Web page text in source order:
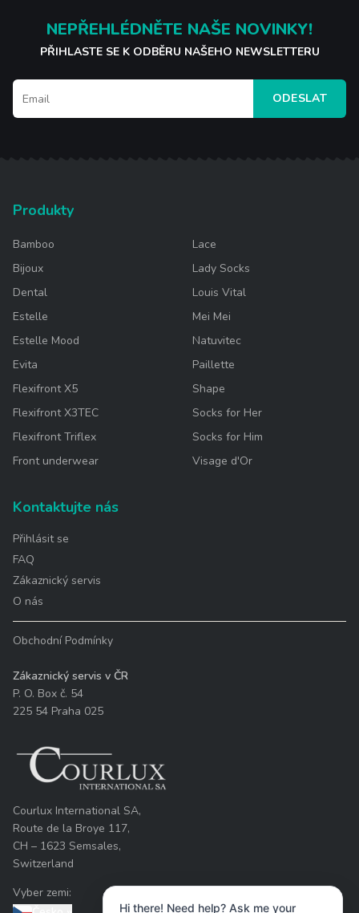
NEPŘEHLÉDNĚTE NAŠE NOVINKY!
PŘIHLASTE SE K ODBĚRU NAŠEHO NEWSLETTERU
ODESLAT
Produkty
Bamboo
Bijoux
Dental
Estelle
Estelle Mood
Evita
Flexifront X5
Flexifront X3TEC
Flexifront Triflex
Front underwear
Lace
Lady Socks
Louis Vital
Mei Mei
Natuvitec
Paillette
Shape
Socks for Her
Socks for Him
Visage d'Or
Kontaktujte nás
Přihlásit se
FAQ
Zákaznický servis
O nás
Obchodní Podmínky
Zákaznický servis v ČR
P. O. Box č. 54
225 54 Praha 025
Courlux International SA,
Route de la Broye 117,
CH – 1623 Semsales,
Switzerland
Vyber zemi:
Hi there! Need help? Ask me your